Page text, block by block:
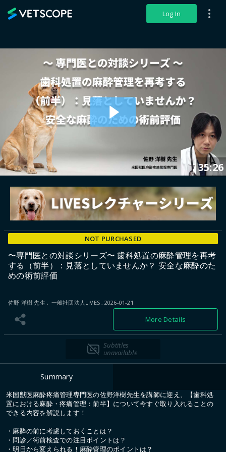
Log In
35:26
NOT PURCHASED
〜専門医との対談シリーズ〜 歯科処置の麻酔管理を再考
する（前半）：見落としていませんか？ 安全な麻酔のた
めの術前評価
佐野 洋樹 先生 一般社団法人LIVES 2026-01-21
More Details
Subtitles
unavailable
Summary
米国獣医麻酔疼痛管理専門医の佐野洋樹先生を講師に迎え、【歯科処
置における麻酔・疼痛管理：前半】について今すぐ取り入れることの
できる内容を解説します！
・麻酔の前に考慮しておくことは？
・問診／術前検査での注目ポイントは？
・明日から変えられる！麻酔管理のポイントは？